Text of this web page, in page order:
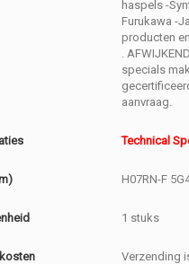
haspels -
Furukawa -
producten
.
specials
aanvraag.
Technical
H07RN-F
1 stuks
Verzending